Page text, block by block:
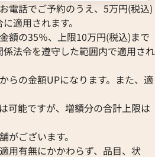
電話でご予約のうえ、5万円(税込)
適用されます。
額の35％、上限10万円(税込)まで
法令を遵守した範囲内で適用され
らの金額UPになります。また、適
可能ですが、増額分の合計上限は
がございます。
用有無にかかわらず、品目、状